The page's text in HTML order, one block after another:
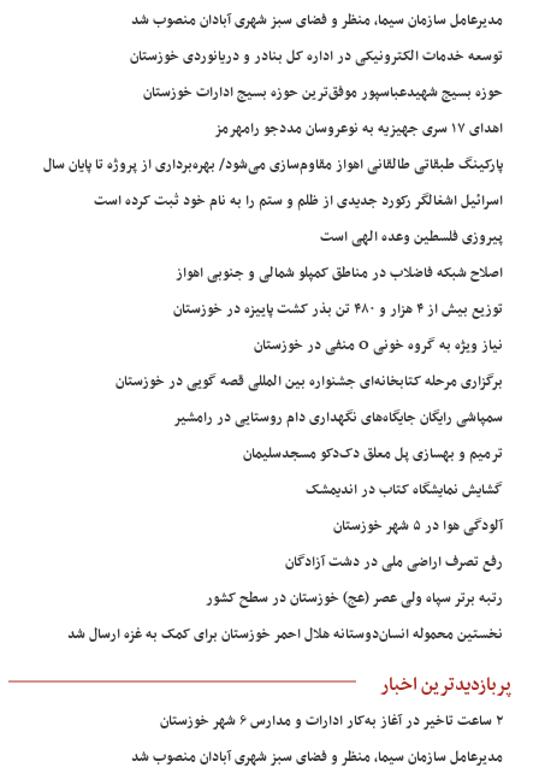
مدیرعامل سازمان سیما، منظر و فضای سبز شهری آبادان منصوب شد
توسعه خدمات الکترونیکی در اداره کل بنادر و دریانوردی خوزستان
حوزه بسیج شهیدعباسپور موفق‌ترین حوزه بسیج ادارات خوزستان
اهدای ۱۷ سری جهیزیه به نوعروسان مددجو رامهرمز
پارکینگ طبقاتی طالقانی اهواز مقاوم‌سازی می‌شود/ بهره‌برداری از پروژه تا پایان سال
اسرائیل اشغالگر رکورد جدیدی از ظلم و ستم را به نام خود ثبت کرده است
پیروزی فلسطین وعده الهی است
اصلاح شبکه فاضلاب در مناطق کمپلو شمالی و جنوبی اهواز
توزیع بیش از ۴ هزار و ۴۸۰ تن بذر کشت پاییزه در خوزستان
نیاز ویژه به گروه خونی O منفی در خوزستان
برگزاری مرحله کتابخانه‌ای جشنواره بین المللی قصه گویی در خوزستان
سمپاشی رایگان جایگاه‌های نگهداری دام روستایی در رامشیر
ترمیم و بهسازی پل معلق دک‌دکو مسجدسلیمان
گشایش نمایشگاه کتاب در اندیمشک
آلودگی هوا در ۵ شهر خوزستان
رفع تصرف اراضی ملی در دشت آزادگان
رتبه برتر سپاه ولی عصر (عج) خوزستان در سطح کشور
نخستین محموله انسان‌دوستانه هلال احمر خوزستان برای کمک به غزه ارسال شد
پربازدیدترین اخبار
۲ ساعت تاخیر در آغاز به‌کار ادارات و مدارس ۶ شهر خوزستان
مدیرعامل سازمان سیما، منظر و فضای سبز شهری آبادان منصوب شد